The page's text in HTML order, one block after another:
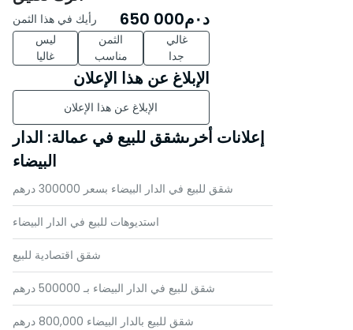
رأيك في هذا الثمن 650 000 د٠م
ليس
غاليا
الثمن
مناسب
غالي
جدا
الإبلاغ عن هذا الإعلان
الإبلاغ عن هذا الإعلان
إعلانات أخرىشقق للبيع في عمالة: الدار
البيضاء
شقق للبيع في الدار البيضاء بسعر 300000 درهم
استديوهات للبيع في الدار البيضاء
شقق اقتصادية للبيع
شقق للبيع في الدار البيضاء بـ 500000 درهم
شقق للبيع بالدار البيضاء 800,000 درهم